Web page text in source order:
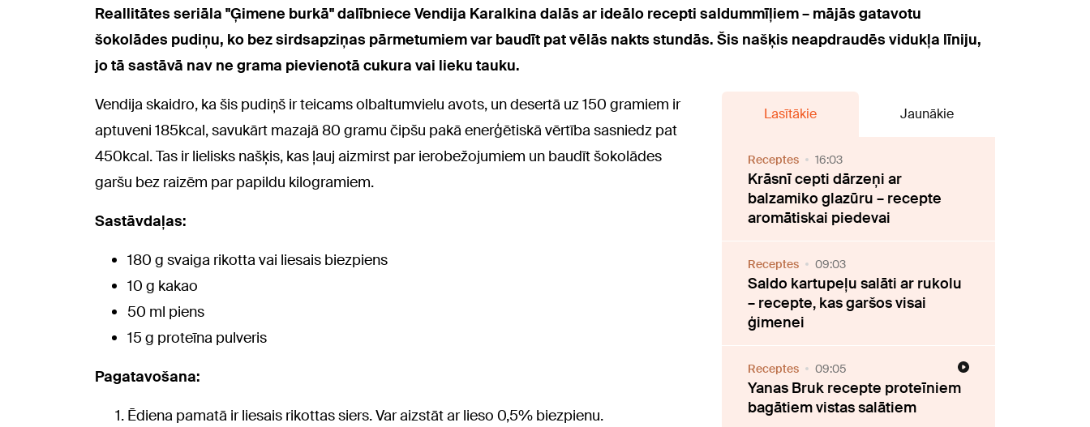
Reallitātes seriāla "Ģimene burkā" dalībniece Vendija Karalkina dalās ar ideālo recepti saldummīļiem – mājās gatavotu
šokolādes pudiņu, ko bez sirdsapziņas pārmetumiem var baudīt pat vēlās nakts stundās. Šis našķis neapdraudēs vidukļa līniju,
jo tā sastāvā nav ne grama pievienotā cukura vai lieku tauku.
Vendija skaidro, ka šis pudiņš ir teicams olbaltumvielu avots, un desertā uz 150 gramiem ir
aptuveni 185kcal, savukārt mazajā 80 gramu čipšu pakā enerģētiskā vērtība sasniedz pat
450kcal. Tas ir lielisks našķis, kas ļauj aizmirst par ierobežojumiem un baudīt šokolādes
garšu bez raizēm par papildu kilogramiem.
Sastāvdaļas:
180 g svaiga rikotta vai liesais biezpiens
10 g kakao
50 ml piens
15 g proteīna pulveris
Pagatavošana:
Ēdiena pamatā ir liesais rikottas siers. Var aizstāt ar lieso 0,5% biezpienu.
Lasītākie Jaunākie
Receptes 16:03
Krāsnī cepti dārzeņi ar
balzamiko glazūru – recepte
aromātiskai piedevai
Receptes 09:03
Saldo kartupeļu salāti ar rukolu
– recepte, kas garšos visai
ģimenei
Receptes 09:05
Yanas Bruk recepte proteīniem
bagātiem vistas salātiem